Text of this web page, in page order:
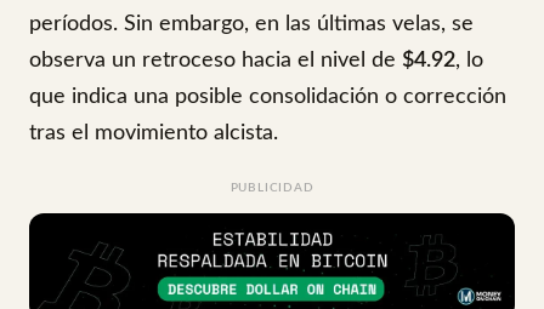
períodos. Sin embargo, en las últimas velas, se
observa un retroceso hacia el nivel de $4.92, lo
que indica una posible consolidación o corrección
tras el movimiento alcista.
PUBLICIDAD